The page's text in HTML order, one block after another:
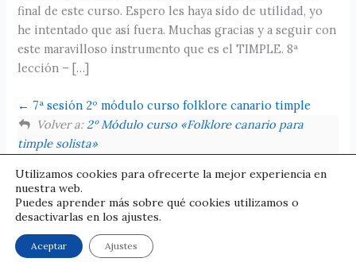
final de este curso. Espero les haya sido de utilidad, yo
he intentado que así fuera. Muchas gracias y a seguir con
este maravilloso instrumento que es el TIMPLE. 8ª
lección – […]
7ª sesión 2º módulo curso folklore canario timple
Volver a:2º Módulo curso «Folklore canario para
timple solista»
© Pedro Izquierdo | Condiciones legales
Utilizamos cookies para ofrecerte la mejor experiencia en
nuestra web.
Puedes aprender más sobre qué cookies utilizamos o
desactivarlas en los ajustes.
Aceptar Ajustes